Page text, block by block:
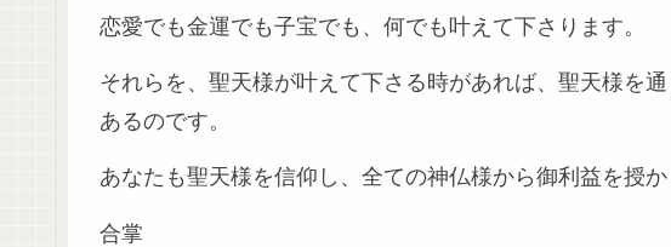
恋愛でも金運でも子宝でも、何でも叶えて下さります。
それらを、聖天様が叶えて下さる時があれば、聖天様を
あるのです。
あなたも聖天様を信仰し、全ての神仏様から御利益を授か
合掌